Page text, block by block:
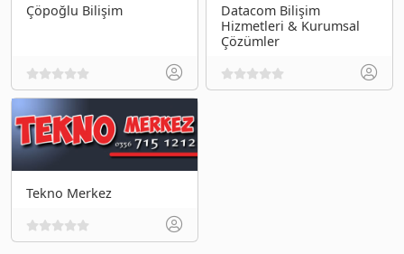
Çöpoğlu Bilişim
Datacom Bilişim
Hizmetleri & Kurumsal
Çözümler
Tekno Merkez